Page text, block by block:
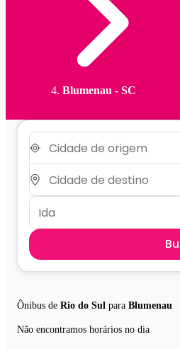
Blumenau - SC
Ônibus de Rio do Sul para Blumenau
Não encontramos horários no dia